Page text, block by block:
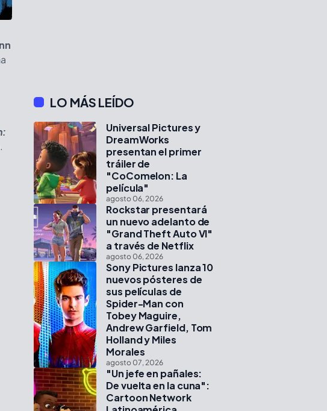
.
LO MÁS LEÍDO
Universal Pictures y
DreamWorks
presentan el primer
tráiler de
"CoComelon: La
película"
agosto 06, 2026
Rockstar presentará
un nuevo adelanto de
"Grand Theft Auto VI"
a través de Netflix
agosto 06, 2026
Sony Pictures lanza 10
nuevos pósteres de
sus películas de
Spider-Man con
Tobey Maguire,
Andrew Garfield, Tom
Holland y Miles
Morales
agosto 07, 2026
"Un jefe en pañales:
De vuelta en la cuna":
Cartoon Network